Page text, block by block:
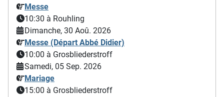
Messe
10:30 à Rouhling
Dimanche, 30 Aoû. 2026
Messe (Départ Abbé Didier)
10:00 à Grosbliederstroff
Samedi, 05 Sep. 2026
Mariage
15:00 à Grosbliederstroff